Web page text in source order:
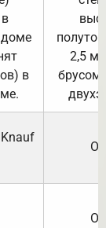
в
2,5 м
брусом
Knauf